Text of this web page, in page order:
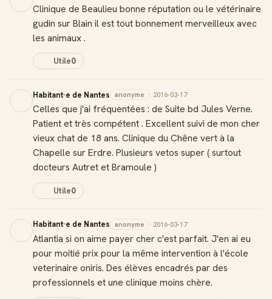
Clinique de Beaulieu bonne réputation ou le vétérinaire
gudin sur Blain il est tout bonnement merveilleux avec
les animaux .
Utile0
Habitant·e de Nantes anonyme · 2016-03-17
Celles que j'ai fréquentées : de Suite bd Jules Verne.
Patient et très compétent . Excellent suivi de mon cher
vieux chat de 18 ans. Clinique du Chêne vert à la
Chapelle sur Erdre. Plusieurs vetos super ( surtout
docteurs Autret et Bramoule )
Utile0
Habitant·e de Nantes anonyme · 2016-03-17
Atlantia si on aime payer cher c'est parfait. J'en ai eu
pour moitié prix pour la même intervention à l'école
veterinaire oniris. Des élèves encadrés par des
professionnels et une clinique moins chère.
Badge Guide Local
Ton statut affiché sur toutes tes contributions
Score de réputation